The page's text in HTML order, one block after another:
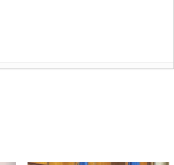
Zelensky
înlăturat din Iași